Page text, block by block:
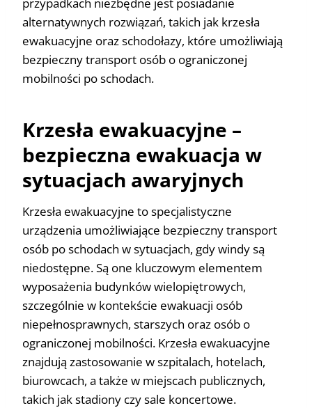
alternatywnych rozwiązań, takich jak krzesła
ewakuacyjne oraz schodołazy, które umożliwiają
bezpieczny transport osób o ograniczonej
mobilności po schodach.
Krzesła ewakuacyjne –
bezpieczna ewakuacja w
sytuacjach awaryjnych
Krzesła ewakuacyjne to specjalistyczne
urządzenia umożliwiające bezpieczny transport
osób po schodach w sytuacjach, gdy windy są
niedostępne. Są one kluczowym elementem
wyposażenia budynków wielopiętrowych,
szczególnie w kontekście ewakuacji osób
niepełnosprawnych, starszych oraz osób o
ograniczonej mobilności. Krzesła ewakuacyjne
znajdują zastosowanie w szpitalach, hotelach,
biurowcach, a także w miejscach publicznych,
takich jak stadiony czy sale koncertowe.